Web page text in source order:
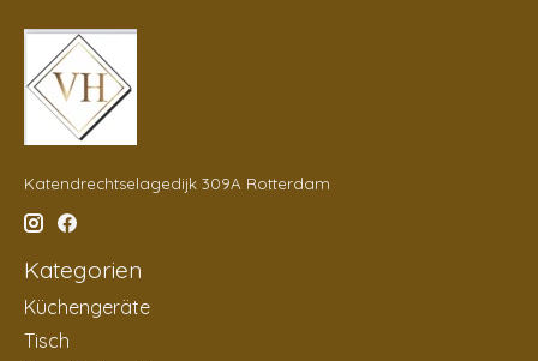
Katendrechtselagedijk 309A Rotterdam
Kategorien
Küchengeräte
Tisch